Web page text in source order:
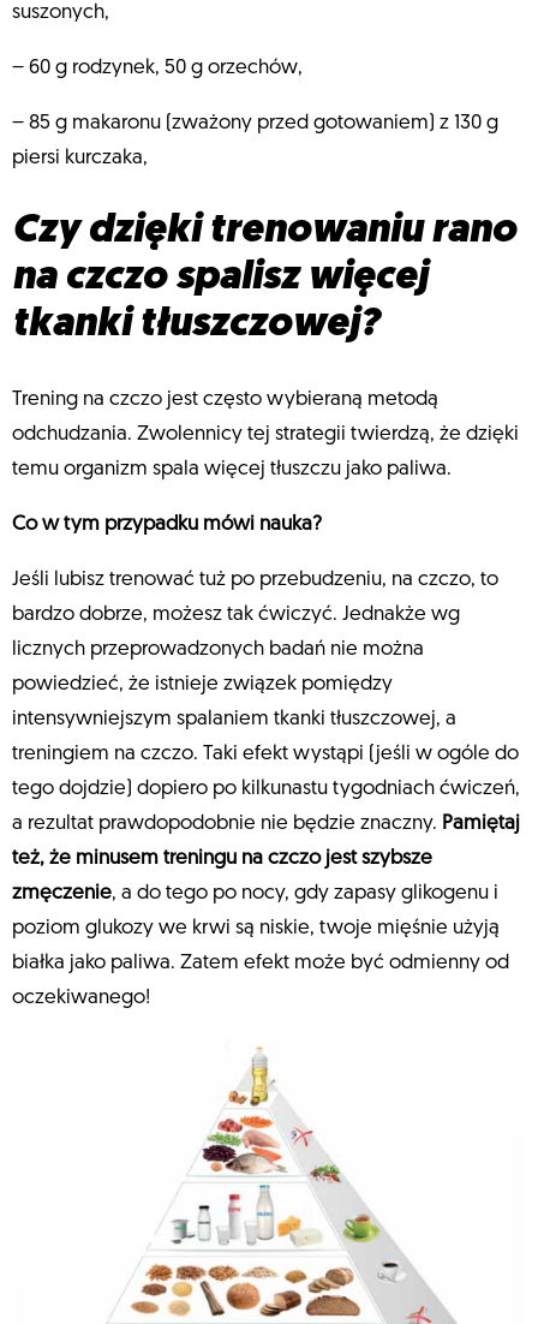
suszonych,
– 60 g rodzynek, 50 g orzechów,
– 85 g makaronu (zważony przed gotowaniem) z 130 g
piersi kurczaka,
Czy dzięki trenowaniu rano
na czczo spalisz więcej
tkanki tłuszczowej?
Trening na czczo jest często wybieraną metodą
odchudzania. Zwolennicy tej strategii twierdzą, że dzięki
temu organizm spala więcej tłuszczu jako paliwa.
Co w tym przypadku mówi nauka?
Jeśli lubisz trenować tuż po przebudzeniu, na czczo, to
bardzo dobrze, możesz tak ćwiczyć. Jednakże wg
licznych przeprowadzonych badań nie można
powiedzieć, że istnieje związek pomiędzy
intensywniejszym spalaniem tkanki tłuszczowej, a
treningiem na czczo. Taki efekt wystąpi (jeśli w ogóle do
tego dojdzie) dopiero po kilkunastu tygodniach ćwiczeń,
a rezultat prawdopodobnie nie będzie znaczny. Pamiętaj
też, że minusem treningu na czczo jest szybsze
zmęczenie, a do tego po nocy, gdy zapasy glikogenu i
poziom glukozy we krwi są niskie, twoje mięśnie użyją
białka jako paliwa. Zatem efekt może być odmienny od
oczekiwanego!